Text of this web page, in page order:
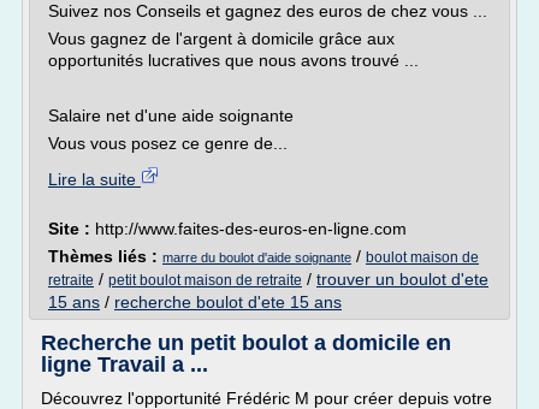
Suivez nos Conseils et gagnez des euros de chez vous ...
Vous gagnez de l'argent à domicile grâce aux
opportunités lucratives que nous avons trouvé ...
Salaire net d'une aide soignante
Vous vous posez ce genre de...
Lire la suite
Site : http://www.faites-des-euros-en-ligne.com
Thèmes liés : marre du boulot d'aide soignante / boulot maison de
retraite / petit boulot maison de retraite / trouver un boulot d'ete
15 ans / recherche boulot d'ete 15 ans
Recherche un petit boulot a domicile en
ligne Travail a ...
Découvrez l'opportunité Frédéric M pour créer depuis votre